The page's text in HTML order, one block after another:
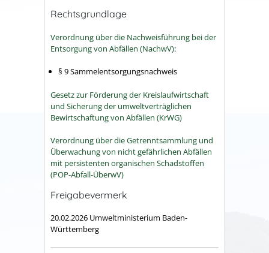
Rechtsgrundlage
Verordnung über die Nachweisführung bei der
Entsorgung von Abfällen (NachwV):
§ 9Sammelentsorgungsnachweis
Gesetz zur Förderung der Kreislaufwirtschaft
und Sicherung der umweltverträglichen
Bewirtschaftung von Abfällen (KrWG)
Verordnung über die Getrenntsammlung und
Überwachung von nicht gefährlichen Abfällen
mit persistenten organischen Schadstoffen
(POP-Abfall-ÜberwV)
Freigabevermerk
20.02.2026 Umweltministerium Baden-
Württemberg